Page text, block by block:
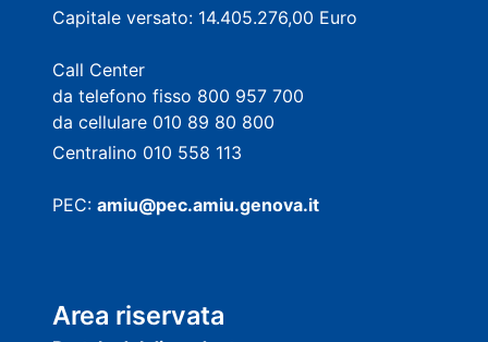
Capitale versato: 14.405.276,00 Euro
Call Center
da telefono fisso 800 957 700
da cellulare 010 89 80 800
Centralino 010 558 113
PEC: amiu@pec.amiu.genova.it
Area riservata